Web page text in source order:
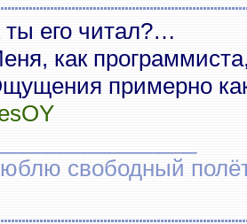
его читал?…
как
примерно
свободный